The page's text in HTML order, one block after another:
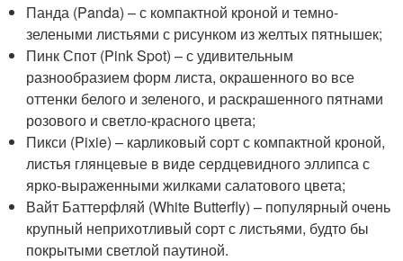
Панда (Panda) – с компактной кроной и темно-
зелеными листьями с рисунком из желтых пятнышек;
Пинк Спот (Pink Spot) – с удивительным
разнообразием форм листа, окрашенного во все
оттенки белого и зеленого, и раскрашенного пятнами
розового и светло-красного цвета;
Пикси (Pixie) – карликовый сорт с компактной кроной,
листья глянцевые в виде сердцевидного эллипса с
ярко-выраженными жилками салатового цвета;
Вайт Баттерфляй (White Butterfly) – популярный очень
крупный неприхотливый сорт с листьями, будто бы
покрытыми светлой паутиной.